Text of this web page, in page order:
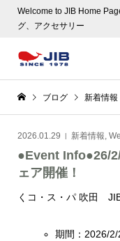
Welcome to JIB Home
グ、アクセサリー
ブログ 新着情報
2026.01.29 新着情報,
●Event Info●26/
ェア開催！
くコ・ス・パ 吹田
期間：2026/